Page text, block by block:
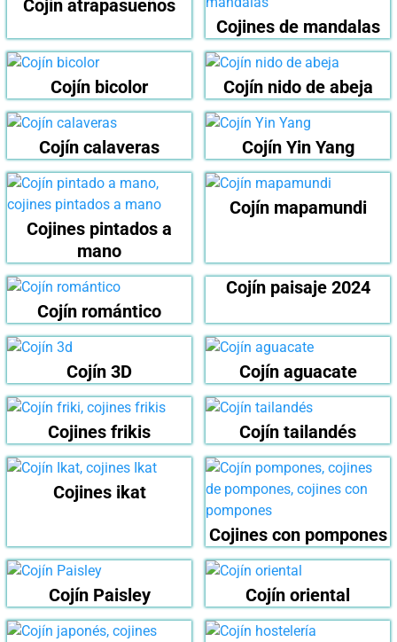
Cojín atrapasueños
Cojines de mandalas
Cojín bicolor Cojín nido de abeja
Cojín calaveras Cojín Yin Yang
Cojines pintados a
mano
Cojín mapamundi
Cojín romántico
Cojín paisaje 2024
Cojín 3D Cojín aguacate
Cojines frikis Cojín tailandés
Cojines ikat
Cojines con pompones
Cojín Paisley Cojín oriental